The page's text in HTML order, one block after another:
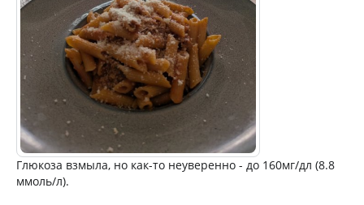
Глюкоза взмыла, но как-то неуверенно - до 160мг/дл (8.8
ммоль/л).